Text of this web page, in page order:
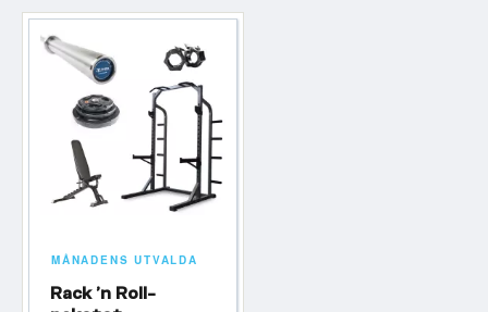
MÅNADENS UTVALDA
Rack ’n Roll-